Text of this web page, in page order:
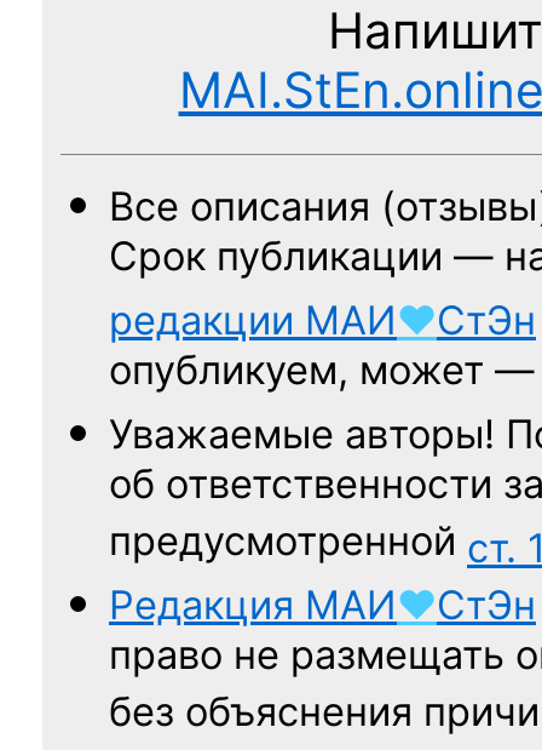
Все описания
Срок публикации —
редакции МАИ♥СтЭн
опубликуем, может
Уважаемые авторы!
об ответственности
предусмотренной ст.
Редакция МАИ♥СтЭн
право не размещать
без объяснения